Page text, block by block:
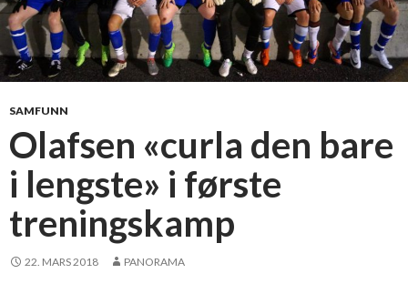
n
d
m
–
SAMFUNN
Olafsen «curla den bare
i lengste» i første
treningskamp
22. MARS 2018 PANORAMA